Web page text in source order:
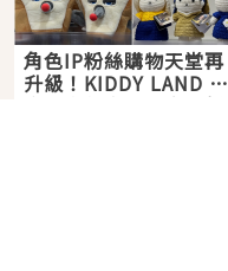
角色IP粉絲購物天堂再
升級！KIDDY LAND 原
宿店吉伊卡哇迎客，新